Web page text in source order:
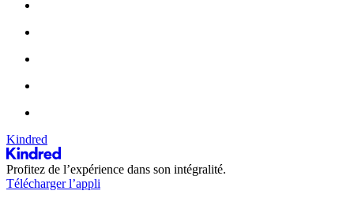
Kindred
Profitez de l’expérience dans son intégralité.
Télécharger l’appli